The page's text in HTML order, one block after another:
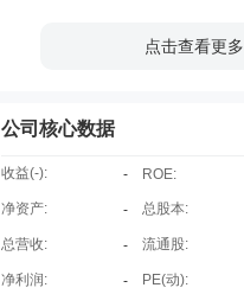
点击查看更多
公司核心数据
收益(-): - ROE:
净资产: - 总股本:
总营收: - 流通股:
净利润: - PE(动):